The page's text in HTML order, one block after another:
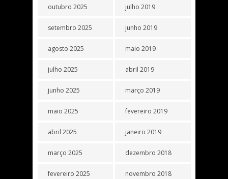
outubro 2025
setembro 2025
agosto 2025
julho 2025
junho 2025
maio 2025
abril 2025
março 2025
fevereiro 2025
julho 2019
junho 2019
maio 2019
abril 2019
março 2019
fevereiro 2019
janeiro 2019
dezembro 2018
novembro 2018